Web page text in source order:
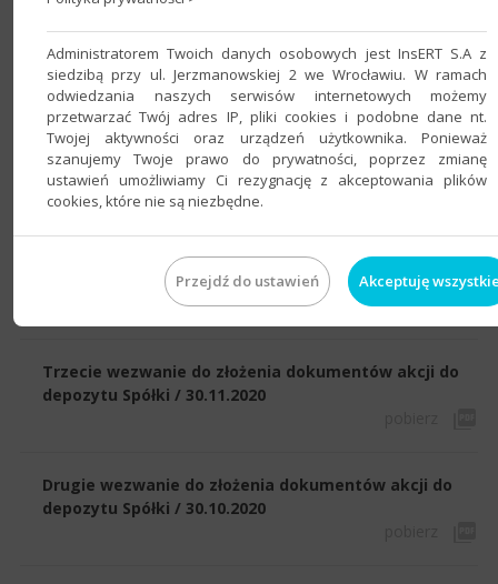
Zawiadomienie o zwołaniu Zwyczajnego Walnego
Zgromadzenia Akcjonariuszy / 23.06.2021
pobierz
Piąte wezwanie do złożenia dokumentów akcji do
depozytu Spółki / 29.01.2021
pobierz
Czwarte wezwanie do złożenia dokumentów akcji do
depozytu Spółki / 30.12.2020
pobierz
Trzecie wezwanie do złożenia dokumentów akcji do
depozytu Spółki / 30.11.2020
Drugie wezwanie do złożenia dokumentów akcji do
depozytu Spółki / 30.10.2020
Administratorem Twoich danych osobowych jest InsERT S.A z
siedzibą przy ul. Jerzmanowskiej 2 we Wrocławiu. W ramach
odwiedzania naszych serwisów internetowych możemy
przetwarzać Twój adres IP, pliki cookies i podobne dane nt.
Twojej aktywności oraz urządzeń użytkownika. Ponieważ
szanujemy Twoje prawo do prywatności, poprzez zmianę
ustawień umożliwiamy Ci rezygnację z akceptowania plików
cookies, które nie są niezbędne.
Przejdź do ustawień Akceptuję